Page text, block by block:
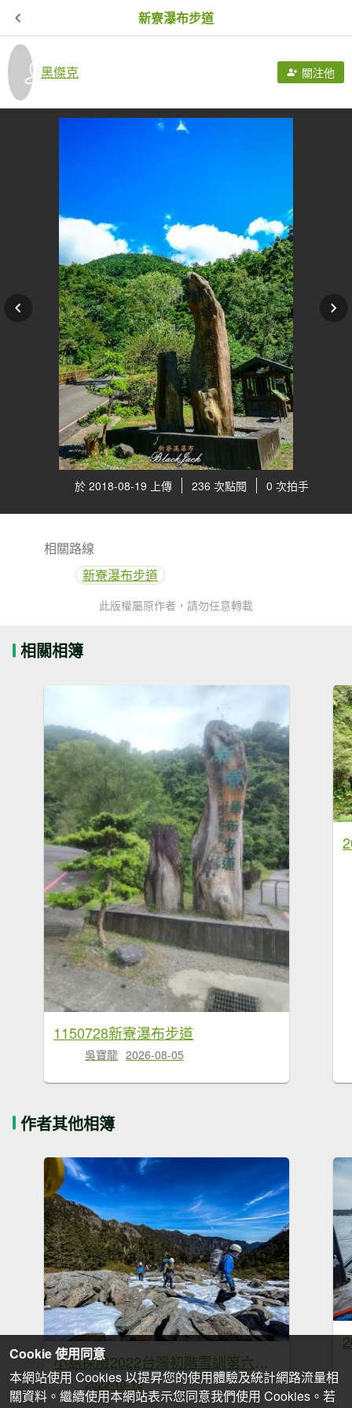
新寮瀑布步道
黑傑克 關注他
於 2018-08-19 上傳 236 次點閱 0 次拍手
相關路線
新寮瀑布步道
此版權屬原作者，請勿任意轉載
相關相簿
1150728新寮瀑布步道
吳寶龍 2026-08-05
作者其他相簿
小島探險2022台灣初階雪訓第六梯次(3/14-3/18)
2022-10-12
Cookie 使用同意
本網站使用 Cookies 以提昇您的使用體驗及統計網路流量相
關資料。繼續使用本網站表示您同意我們使用 Cookies。若